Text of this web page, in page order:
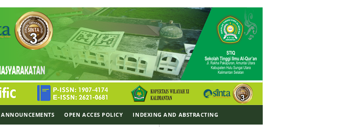
ANNOUNCEMENTS OPEN ACCES POLICY INDEXING AND ABSTRACTING